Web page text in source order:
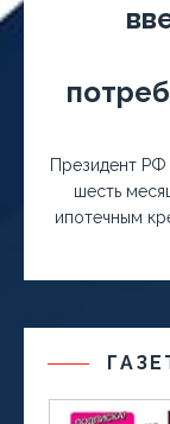
Президент
шесть
ипотечным